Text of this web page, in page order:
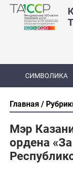
СИМВОЛИКА
Главная
Мэр
ордена